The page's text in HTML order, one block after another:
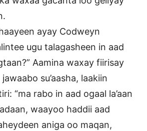
ayay Codweyn
ugu talagasheen in aad
Aamina waxay fiirisay
su’aasha, laakiin
“ma rabo in aad ogaal la’aan
waayoo haddii aad
aniga oo maqan,